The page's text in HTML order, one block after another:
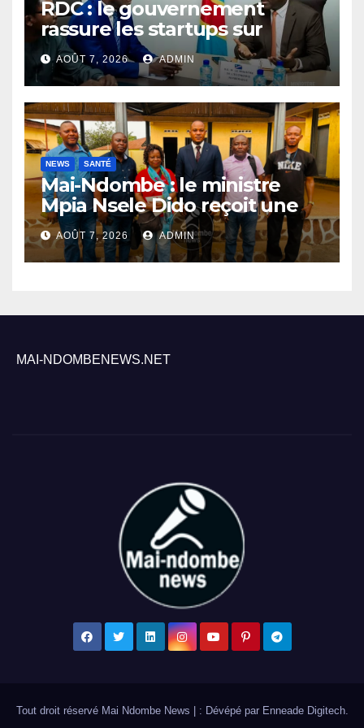
RDC : le gouvernement
rassure les startups sur
l’application des nouvelles
taxes dans le secteur du
numérique
AOÛT 7, 2026 ADMIN
NEWS SANTÉ
Mai-Ndombe : le ministre
Mpia Nsele Dido reçoit une
mission du PNLP pour
renforcer le suivi de la lutte
contre le paludisme
AOÛT 7, 2026 ADMIN
MAI-NDOMBENEWS.NET
Tout droit réservé Mai Ndombe News : Dévépé par Enneade Digitech.